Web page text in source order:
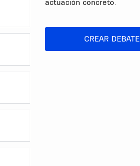
CREAR DEBATE